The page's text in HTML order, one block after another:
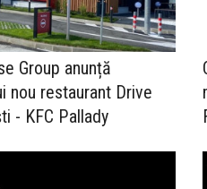
Group anunță
nou restaurant Drive
- KFC Pallady